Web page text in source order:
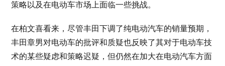
策略以及在电动车市场上面临一些挑战。
在柏文喜看来，尽管丰田下调了纯电动汽车的销量预期，
丰田章男对电动车的批评和质疑也反映了其对于电动车技
术的某些疑虑和策略迟疑，但仍然在加大在电动汽车方面